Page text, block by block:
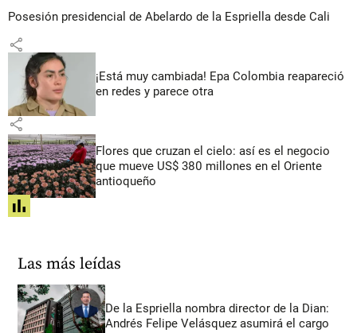
Posesión presidencial de Abelardo de la Espriella desde Cali
share
¡Está muy cambiada! Epa Colombia reapareció
en redes y parece otra
share
Flores que cruzan el cielo: así es el negocio
que mueve US$ 380 millones en el Oriente
antioqueño
share
Las más leídas
De la Espriella nombra director de la Dian:
Andrés Felipe Velásquez asumirá el cargo